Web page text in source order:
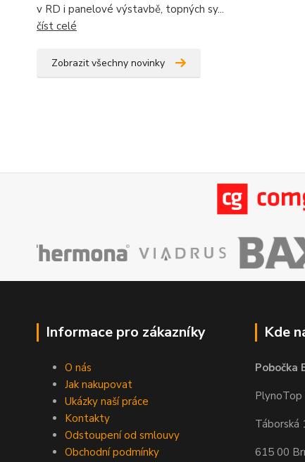
v RD i panelové výstavbě, topných sy...
číst celé
Zobrazit všechny novinky
Informace pro zákazníky
O nás
Jak nakupovat
Ukázky naší práce
Kontakty
Odstoupení od smlouvy
Obchodní podmínky
Kde
Pobočka
PlynoTop
Táborská
615 00